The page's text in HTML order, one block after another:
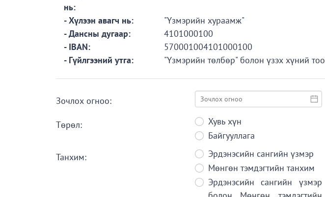
нь:
- Хүлээн авагч нь:
"Үзмэрийн хураамж"
- Дансны дугаар:
4101000100
- IBAN:
570001004101000100
- Гүйлгээний утга:
"Үзмэрийн төлбөр" болон үзэх хүний тоо
Зочлох огноо:
Төрөл:
Хувь хүн
Байгууллага
Танхим:
Эрдэнэсийн сангийн үзмэр
Мөнгөн тэмдэгтийн танхим
Эрдэнэсийн сангийн үзмэр